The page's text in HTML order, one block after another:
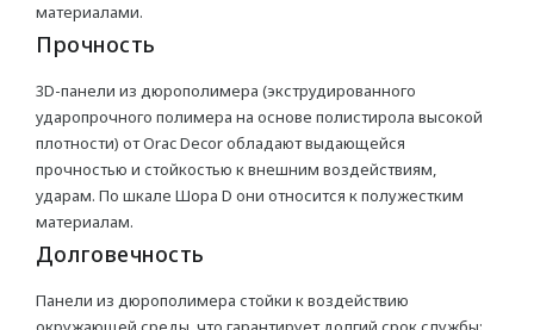
Charmant
СВЕТИЛЬНИКИ
Потолочные
Подвесные
Встраиваемые
материалами.
Прочность
3D-панели из дюрополимера (экструдированного
ударопрочного полимера на основе полистирола высокой
плотности) от Orac Decor обладают выдающейся
прочностью и стойкостью к внешним воздействиям,
ударам. По шкале Шора D они относится к полужестким
материалам.
Долговечность
Панели из дюрополимера стойки к воздействию